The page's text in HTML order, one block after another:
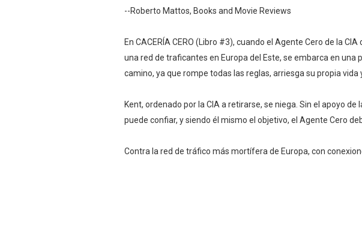
--Roberto Mattos, Books and Movie Reviews
En CACERÍA CERO (Libro #3), cuando el Agente Cero de la
una red de traficantes en Europa del Este, se embarca en
camino, ya que rompe todas las reglas, arriesga su propia
Kent, ordenado por la CIA a retirarse, se niega. Sin el apoyo
puede confiar, y siendo él mismo el objetivo, el Agente Cero
Contra la red de tráfico más mortífera de Europa, con